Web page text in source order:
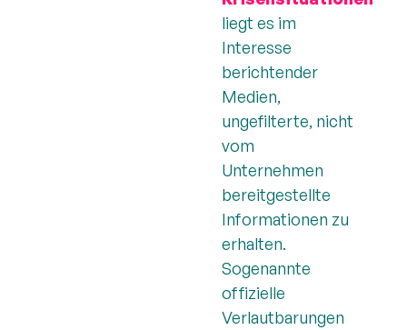
liegt es im
Interesse
berichtender
Medien,
ungefilterte, nicht
vom
Unternehmen
bereitgestellte
Informationen zu
erhalten.
Sogenannte
offizielle
Verlautbarungen